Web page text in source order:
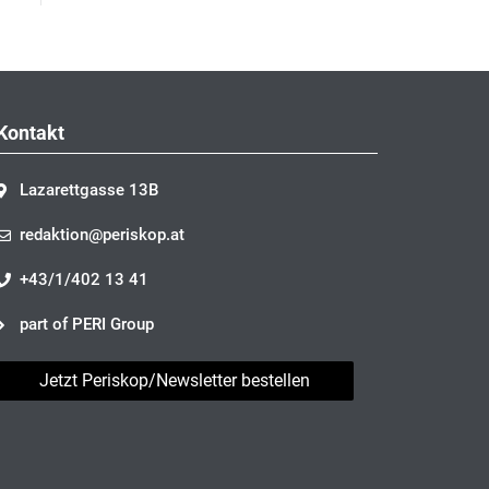
Lazarettgasse 13B
redaktion@periskop.at
+43/1/402 13 41
part of PERI Group
Jetzt Periskop/Newsletter bestellen